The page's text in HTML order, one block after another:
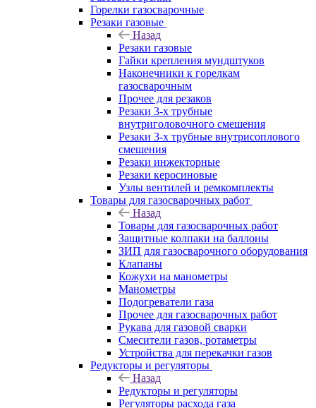
Горелки газосварочные
Резаки газовые
Назад
Резаки газовые
Гайки крепления мундштуков
Наконечники к горелкам
газосварочным
Прочее для резаков
Резаки 3-х трубные
внутриголовочного смешения
Резаки 3-х трубные внутрисоплового
смешения
Резаки инжекторные
Резаки керосиновые
Узлы вентилей и ремкомплекты
Товары для газосварочных работ
Назад
Товары для газосварочных работ
Защитные колпаки на баллоны
ЗИП для газосварочного оборудования
Клапаны
Кожухи на манометры
Манометры
Подогреватели газа
Прочее для газосварочных работ
Рукава для газовой сварки
Смесители газов, ротаметры
Устройства для перекачки газов
Редукторы и регуляторы
Назад
Редукторы и регуляторы
Регуляторы расхода газа